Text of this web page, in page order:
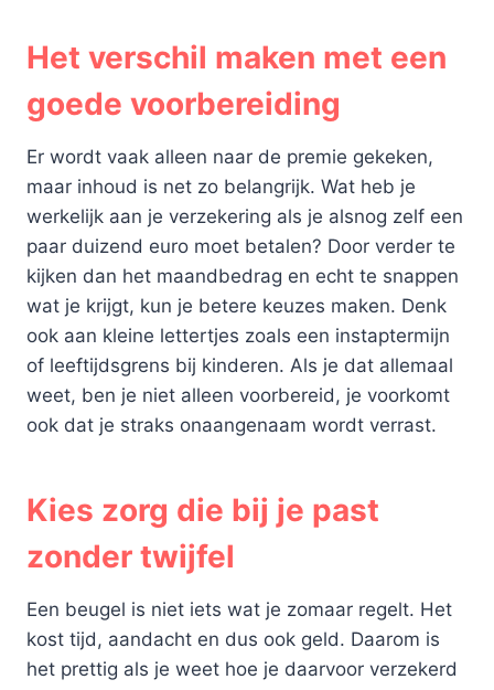
Het verschil maken met een
goede voorbereiding
Er wordt vaak alleen naar de premie gekeken,
maar inhoud is net zo belangrijk. Wat heb je
werkelijk aan je verzekering als je alsnog zelf een
paar duizend euro moet betalen? Door verder te
kijken dan het maandbedrag en echt te snappen
wat je krijgt, kun je betere keuzes maken. Denk
ook aan kleine lettertjes zoals een instaptermijn
of leeftijdsgrens bij kinderen. Als je dat allemaal
weet, ben je niet alleen voorbereid, je voorkomt
ook dat je straks onaangenaam wordt verrast.
Kies zorg die bij je past
zonder twijfel
Een beugel is niet iets wat je zomaar regelt. Het
kost tijd, aandacht en dus ook geld. Daarom is
het prettig als je weet hoe je daarvoor verzekerd